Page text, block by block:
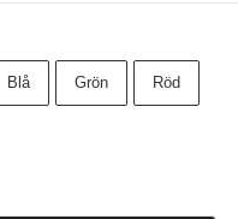
Blå Grön Röd